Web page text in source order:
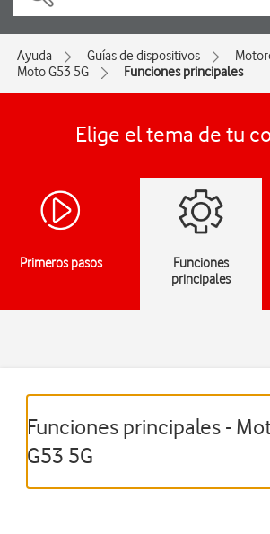
Ayuda Guías de dispositivos
Moto G53 5G
Funciones principales
Elige el tema de tu
Primeros pasos
Funciones
principales
Funciones principales -
G53 5G